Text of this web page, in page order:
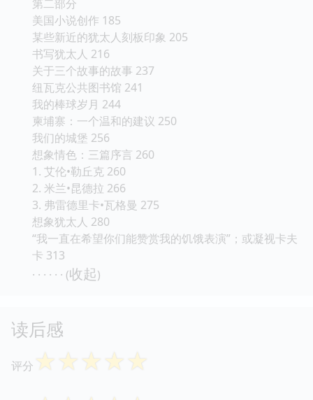
第二部分
美国小说创作 185
某些新近的犹太人刻板印象 205
书写犹太人 216
关于三个故事的故事 237
纽瓦克公共图书馆 241
我的棒球岁月 244
柬埔寨：一个温和的建议 250
我们的城堡 256
想象情色：三篇序言 260
1. 艾伦•勒丘克 260
2. 米兰•昆德拉 266
3. 弗雷德里卡•瓦格曼 275
想象犹太人 280
“我一直在希望你们能赞赏我的饥饿表演”；或凝视卡夫
卡 313
· · · · · · (收起)
读后感
评分 ☆☆☆☆☆